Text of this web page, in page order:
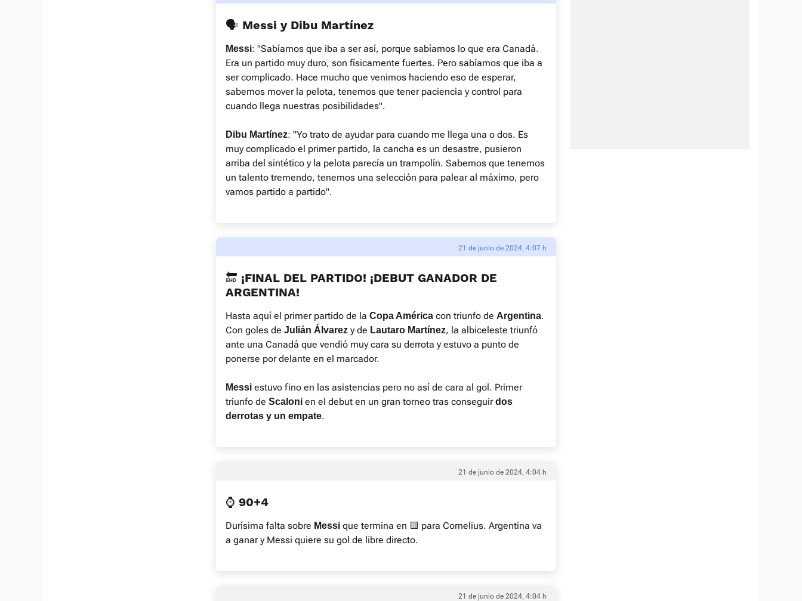
🗣 Messi y Dibu Martínez
Messi: "Sabíamos que iba a ser así, porque sabíamos lo que era Canadá.
Era un partido muy duro, son físicamente fuertes. Pero sabíamos que iba a
ser complicado. Hace mucho que venimos haciendo eso de esperar,
sabemos mover la pelota, tenemos que tener paciencia y control para
cuando llega nuestras posibilidades".
Dibu Martínez: "Yo trato de ayudar para cuando me llega una o dos. Es
muy complicado el primer partido, la cancha es un desastre, pusieron
arriba del sintético y la pelota parecía un trampolín. Sabemos que tenemos
un talento tremendo, tenemos una selección para palear al máximo, pero
vamos partido a partido".
21 de junio de 2024, 4:07 h
🔚 ¡FINAL DEL PARTIDO! ¡DEBUT GANADOR DE
ARGENTINA!
Hasta aquí el primer partido de la Copa América con triunfo de Argentina.
Con goles de Julián Álvarez y de Lautaro Martínez, la albiceleste triunfó
ante una Canadá que vendió muy cara su derrota y estuvo a punto de
ponerse por delante en el marcador.
Messi estuvo fino en las asistencias pero no así de cara al gol. Primer
triunfo de Scaloni en el debut en un gran torneo tras conseguirdos
derrotas y un empate.
21 de junio de 2024, 4:04 h
⌚ 90+4
Durísima falta sobre Messi que termina en 🟨 para Cornelius. Argentina va
a ganar y Messi quiere su gol de libre directo.
21 de junio de 2024, 4:04 h